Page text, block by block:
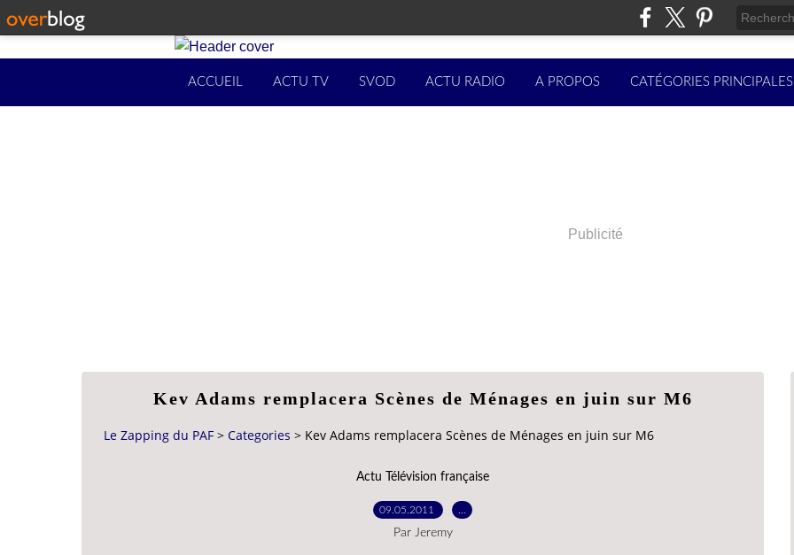
ACCUEIL ACTU TV SVOD ACTU RADIO A PROPOS CATÉGORIES PRINCIPALES
Publicité
Kev Adams remplacera Scènes de Ménages en juin sur M6
Le Zapping du PAF > Categories > Kev Adams remplacera Scènes de Ménages en juin sur M6
Actu Télévision française
09.05.2011
Par Jeremy